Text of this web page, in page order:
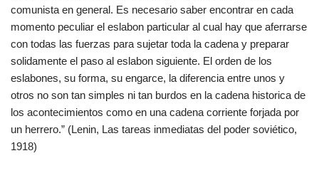
comunista en general. Es necesario saber encontrar en cada
momento peculiar el eslabon particular al cual hay que aferrarse
con todas las fuerzas para sujetar toda la cadena y preparar
solidamente el paso al eslabon siguiente. El orden de los
eslabones, su forma, su engarce, la diferencia entre unos y
otros no son tan simples ni tan burdos en la cadena historica de
los acontecimientos como en una cadena corriente forjada por
un herrero.” (Lenin, Las tareas inmediatas del poder soviético,
1918)